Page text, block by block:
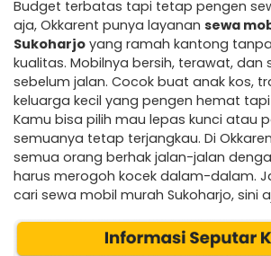
Budget terbatas tapi tetap pengen
aja, Okkarent punya layanan sewa
Sukoharjo yang ramah kantong
kualitas. Mobilnya bersih, terawat, dan
sebelum jalan. Cocok buat anak kos,
keluarga kecil yang pengen hemat
Kamu bisa pilih mau lepas kunci atau
semuanya tetap terjangkau. Di
semua orang berhak jalan-jalan
harus merogoh kocek dalam-dalam.
cari sewa mobil murah Sukoharjo, sini